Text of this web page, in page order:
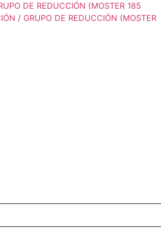
DE REDUCCIÓN (MOSTER 185
/ GRUPO DE REDUCCIÓN (MOSTER